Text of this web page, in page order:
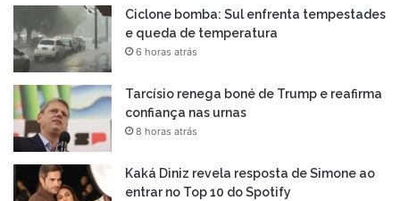
Ciclone bomba: Sul enfrenta tempestades
e queda de temperatura
6 horas atrás
Tarcísio renega boné de Trump e reafirma
confiança nas urnas
8 horas atrás
Kaká Diniz revela resposta de Simone ao
entrar no Top 10 do Spotify